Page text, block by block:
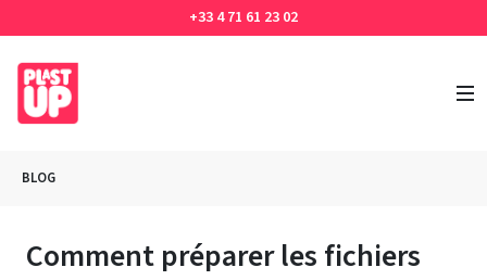
+33 4 71 61 23 02
BLOG
Comment préparer les fichiers